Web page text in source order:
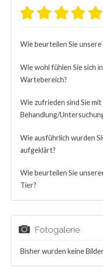
Wie beurteilen Sie
Wie wohl fühlen Sie sich
Wartebereich?
Wie zufrieden sind Sie
Behandlung/
Wie ausführlich wurden
aufgeklärt?
Wie beurteilen Sie
Tier?
Fotogalerie
Bisher wurden keine